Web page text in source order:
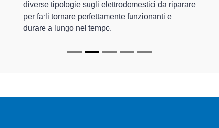
diverse tipologie sugli elettrodomestici da riparare
per farli tornare perfettamente funzionanti e
durare a lungo nel tempo.